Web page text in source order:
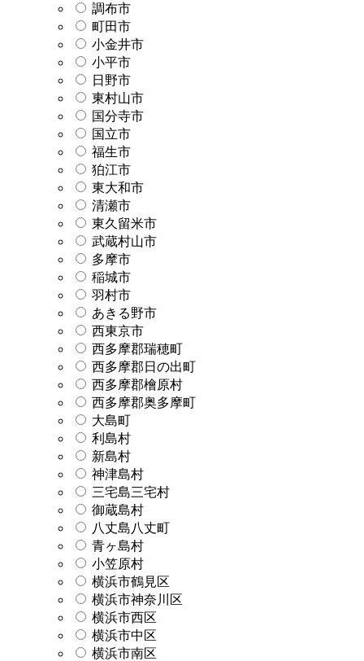
調布市
町田市
小金井市
小平市
日野市
東村山市
国分寺市
国立市
福生市
狛江市
東大和市
清瀬市
東久留米市
武蔵村山市
多摩市
稲城市
羽村市
あきる野市
西東京市
西多摩郡瑞穂町
西多摩郡日の出町
西多摩郡檜原村
西多摩郡奥多摩町
大島町
利島村
新島村
神津島村
三宅島三宅村
御蔵島村
八丈島八丈町
青ヶ島村
小笠原村
横浜市鶴見区
横浜市神奈川区
横浜市西区
横浜市中区
横浜市南区